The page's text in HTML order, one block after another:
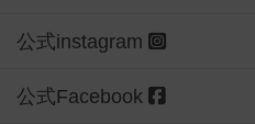
公式instagram
公式Facebook